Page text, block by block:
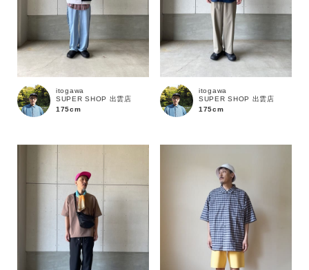
ブランド
itogawa
SUPER SHOP 出雲店
175cm
itogawa
SUPER SHOP 出雲店
175cm